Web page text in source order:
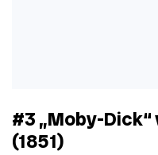
#3 „Moby-
(1851)